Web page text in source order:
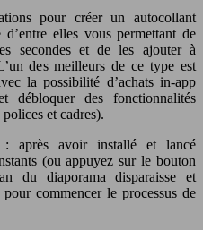
pour créer un autocollant
elles vous permettant de
secondes et de les ajouter à
des meilleurs de ce type est
la possibilité d’achats in-app
débloquer des fonctionnalités
et cadres).
après avoir installé et lancé
(ou appuyez sur le bouton
du diaporama disparaisse et
commencer le processus de